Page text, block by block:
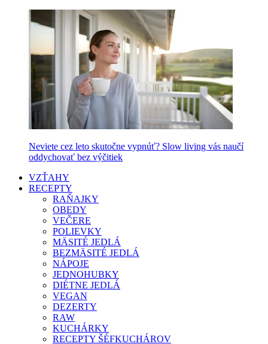
Neviete cez leto skutočne vypnúť? Slow living vás naučí
oddychovať bez výčitiek
VZŤAHY
RECEPTY
RAŇAJKY
OBEDY
VEČERE
POLIEVKY
MÄSITÉ JEDLÁ
BEZMÄSITÉ JEDLÁ
NÁPOJE
JEDNOHUBKY
DIÉTNE JEDLÁ
VEGAN
DEZERTY
RAW
KUCHÁRKY
RECEPTY ŠÉFKUCHÁROV